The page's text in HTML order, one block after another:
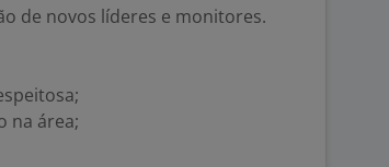
de novos líderes e monitores.
na área;